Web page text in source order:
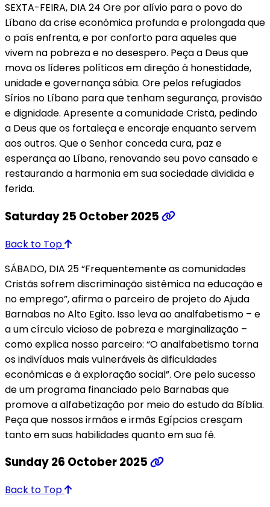
SEXTA-FEIRA, DIA 24 Ore por alívio para o povo do
Líbano da crise econômica profunda e prolongada que
o país enfrenta, e por conforto para aqueles que
vivem na pobreza e no desespero. Peça a Deus que
mova os líderes políticos em direção à honestidade,
unidade e governança sábia. Ore pelos refugiados
Sírios no Líbano para que tenham segurança, provisão
e dignidade. Apresente a comunidade Cristã, pedindo
a Deus que os fortaleça e encoraje enquanto servem
aos outros. Que o Senhor conceda cura, paz e
esperança ao Líbano, renovando seu povo cansado e
restaurando a harmonia em sua sociedade dividida e
ferida.
Saturday 25 October 2025
Back to Top
SÁBADO, DIA 25 “Frequentemente as comunidades
Cristãs sofrem discriminação sistêmica na educação e
no emprego”, afirma o parceiro de projeto do Ajuda
Barnabas no Alto Egito. Isso leva ao analfabetismo – e
a um círculo vicioso de pobreza e marginalização –
como explica nosso parceiro: “O analfabetismo torna
os indivíduos mais vulneráveis às dificuldades
econômicas e à exploração social”. Ore pelo sucesso
de um programa financiado pelo Barnabas que
promove a alfabetização por meio do estudo da Bíblia.
Peça que nossos irmãos e irmãs Egípcios cresçam
tanto em suas habilidades quanto em sua fé.
Sunday 26 October 2025
Back to Top